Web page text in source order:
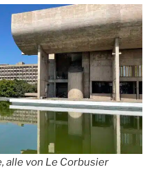
alle von Le Corbusier